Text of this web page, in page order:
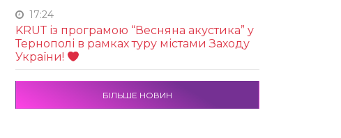
17:24
KRUТ із програмою “Весняна акустика” у
Тернополі в рамках туру містами Заходу
України!
БІЛЬШЕ НОВИН